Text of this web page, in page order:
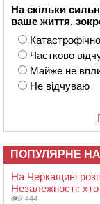
На скільки
ваше життя,
Катастрофічно
Частково
Майже не
Не відчуваю
ПОПУЛЯРНЕ НА
На Черкащині
Незалежності:
2 444